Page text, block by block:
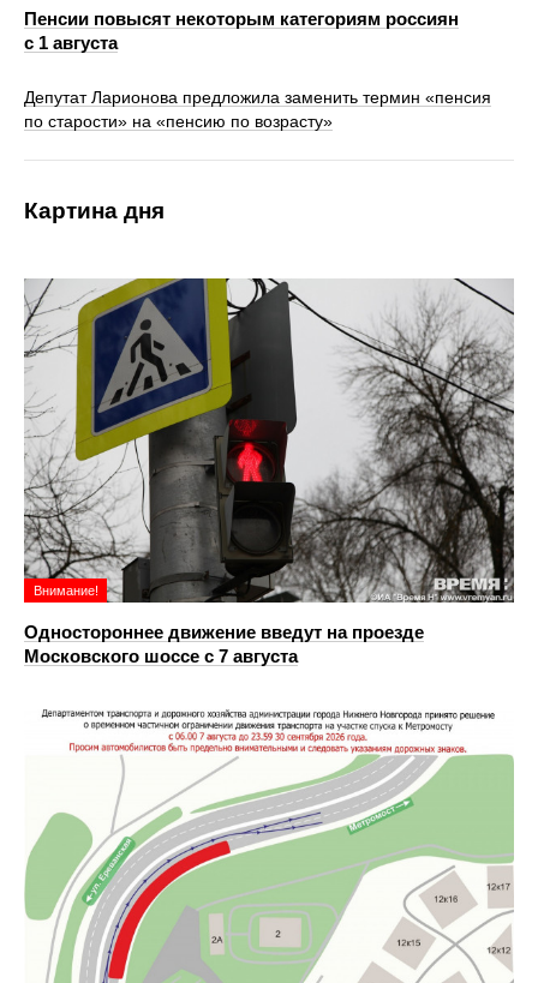
Пенсии повысят некоторым категориям россиян
с 1 августа
Депутат Ларионова предложила заменить термин «пенсия
по старости» на «пенсию по возрасту»
Картина дня
Внимание!
Одностороннее движение введут на проезде
Московского шоссе с 7 августа